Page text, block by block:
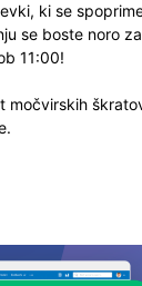
ki se
se boste noro
11:00!